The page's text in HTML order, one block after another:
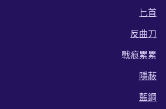
匕首
反曲刀
戰痕累累
隱蔽
藍鋼